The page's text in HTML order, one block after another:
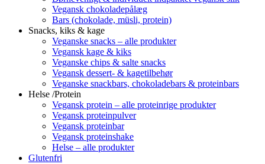
Vegansk chokoladepålæg
Bars (chokolade, müsli, protein)
Snacks, kiks & kage
Veganske snacks – alle produkter
Vegansk kage & kiks
Veganske chips & salte snacks
Vegansk dessert- & kagetilbehør
Veganske snackbars, chokoladebars & proteinbars
Helse /Protein
Vegansk protein – alle proteinrige produkter
Vegansk proteinpulver
Vegansk proteinbar
Vegansk proteinshake
Helse – alle produkter
Glutenfri